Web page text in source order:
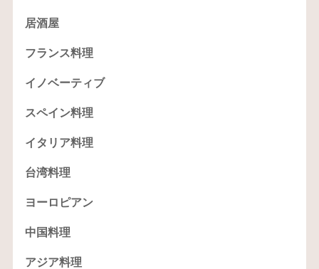
居酒屋
フランス料理
イノベーティブ
スペイン料理
イタリア料理
台湾料理
ヨーロピアン
中国料理
アジア料理